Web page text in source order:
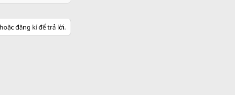
đăng kí để trả lời.